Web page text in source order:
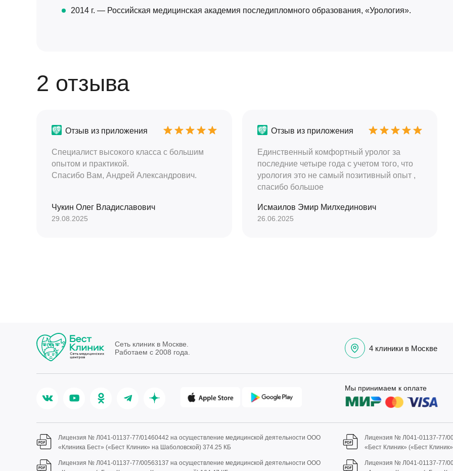
2014 г. — Российская медицинская академия последипломного образования, «Урология».
2 отзыва
Отзыв из приложения
Специалист высокого класса с большим
опытом и практикой.
Спасибо Вам, Андрей Александрович.
Чукин Олег Владиславович
29.08.2025
Отзыв из приложения
Единственный комфортный уролог за
последние четыре года с учетом того, что
урология это не самый позитивный опыт ,
спасибо большое
Исмаилов Эмир Милхединович
26.06.2025
Сеть клиник в Москве.
Работаем с 2008 года.
4 клиники в Москве
Мы принимаем к оплате
Лицензия № Л041-01137-77/01460442 на осуществление медицинской деятельности ООО
«Клиника Бест» («Бест Клиник» на Шаболовской) 374.25 КБ
Лицензия № Л041-01137-77/
«Бест Клиник» («Бест
Лицензия № Л041-01137-77/00563137 на осуществление медицинской деятельности ООО
Лицензия № Л041-01137-77/